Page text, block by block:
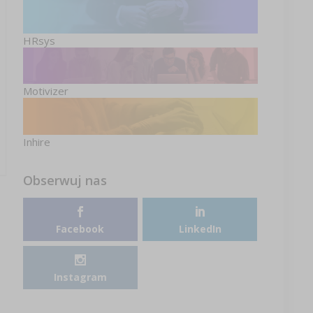
HRsys
Motivizer
Inhire
Obserwuj nas
Facebook LinkedIn
Instagram